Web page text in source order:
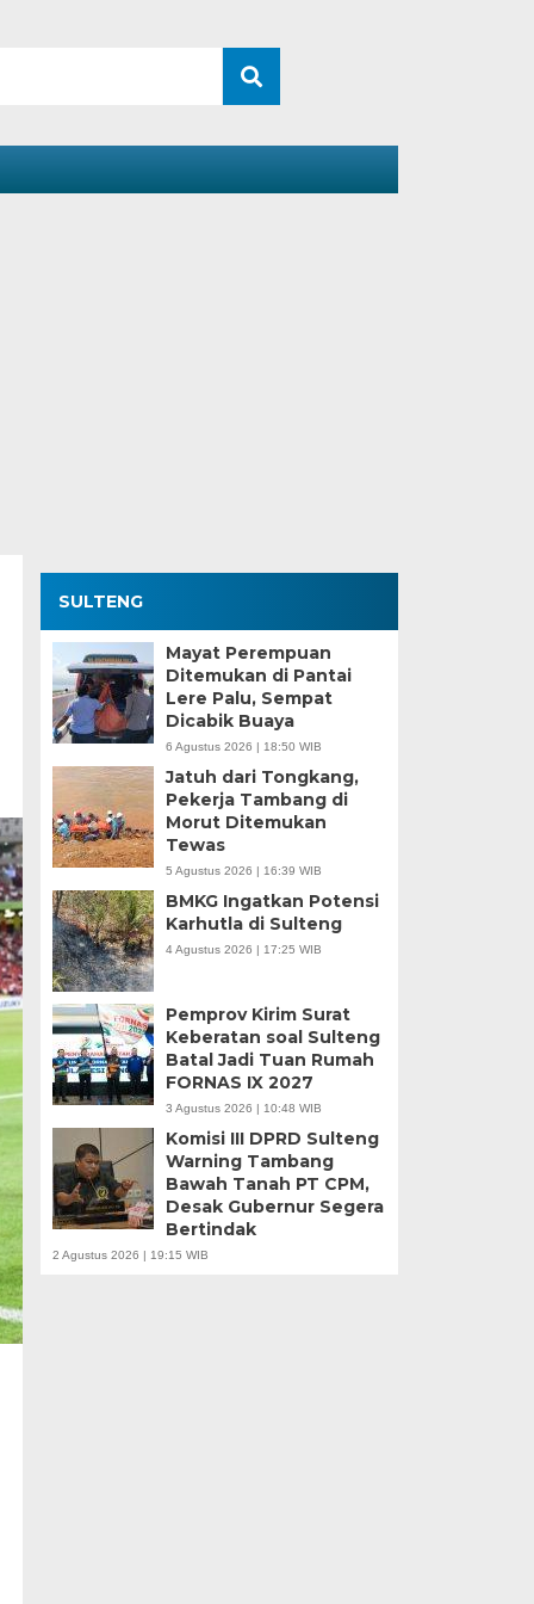
SULTENG
Mayat Perempuan
Ditemukan di Pantai
Lere Palu, Sempat
Dicabik Buaya
6 Agustus 2026 | 18:50 WIB
Jatuh dari Tongkang,
Pekerja Tambang di
Morut Ditemukan
Tewas
5 Agustus 2026 | 16:39 WIB
BMKG Ingatkan Potensi
Karhutla di Sulteng
4 Agustus 2026 | 17:25 WIB
Pemprov Kirim Surat
Keberatan soal Sulteng
Batal Jadi Tuan Rumah
FORNAS IX 2027
3 Agustus 2026 | 10:48 WIB
Komisi III DPRD Sulteng
Warning Tambang
Bawah Tanah PT CPM,
Desak Gubernur Segera
Bertindak
2 Agustus 2026 | 19:15 WIB